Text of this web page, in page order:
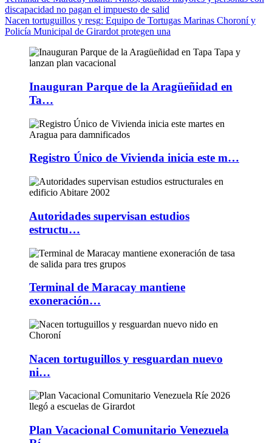
discapacidad no pagan el impuesto de salid
Nacen tortuguillos y resg: Equipo de Tortugas Marinas Choroní y
Policía Municipal de Girardot protegen una
Inauguran Parque de la Aragüeñidad en
Ta…
Registro Único de Vivienda inicia este m…
Autoridades supervisan estudios
estructu…
Terminal de Maracay mantiene
exoneración…
Nacen tortuguillos y resguardan nuevo
ni…
Plan Vacacional Comunitario Venezuela